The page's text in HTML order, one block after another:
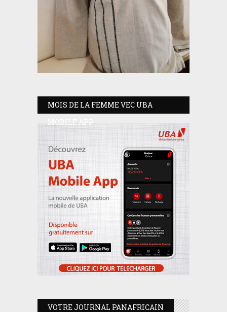
MOIS DE LA FEMME VEC UBA
MOBILE APP
VOTRE JOURNAL PANAFRICAIN